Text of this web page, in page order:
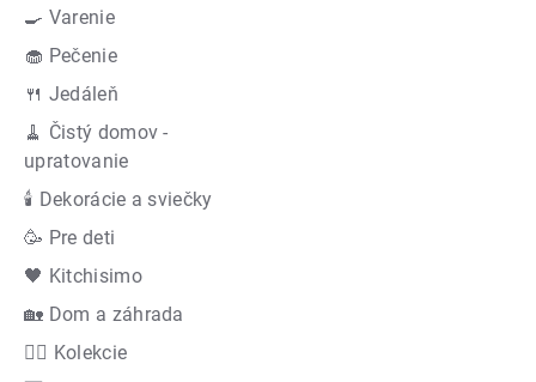
🍳 Varenie
🧁 Pečenie
🍴 Jedáleň
🧹 Čistý domov -
upratovanie
🕯 Dekorácie a sviečky
🥳 Pre deti
🖤 Kitchisimo
🏡 Dom a záhrada
👍🏻 Kolekcie